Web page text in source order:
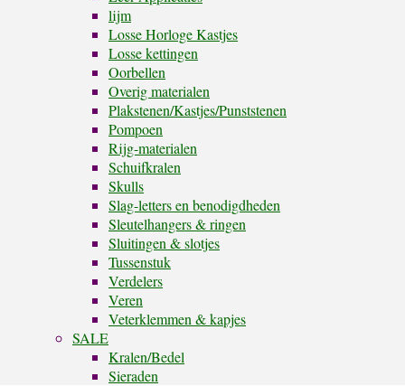
lijm
Losse Horloge Kastjes
Losse kettingen
Oorbellen
Overig materialen
Plakstenen/Kastjes/Punststenen
Pompoen
Rijg-materialen
Schuifkralen
Skulls
Slag-letters en benodigdheden
Sleutelhangers & ringen
Sluitingen & slotjes
Tussenstuk
Verdelers
Veren
Veterklemmen & kapjes
SALE
Kralen/Bedel
Sieraden